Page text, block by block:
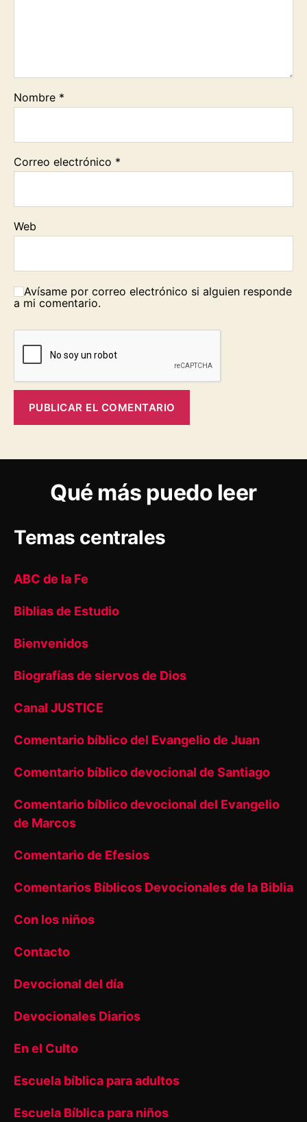
Nombre *
Correo electrónico *
Web
Avísame por correo electrónico si alguien responde
a mi comentario.
Qué más puedo leer
Temas centrales
ABC de la Fe
Biblias de Estudio
Bienvenidos
Biografías de siervos de Dios
Canal JUSTICE
Comentario bíblico del Evangelio de Juan
Comentario bíblico devocional de Santiago
Comentario bíblico devocional del Evangelio
de Marcos
Comentario de Efesios
Comentarios Bíblicos Devocionales de la Biblia
Con los niños
Contacto
Devocional del día
Devocionales Diarios
En el Culto
Escuela bíblica para adultos
Escuela Bíblica para niños